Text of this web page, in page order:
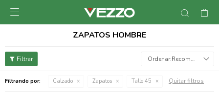

ZAPATOS HOMBRE
Recomendados
Filtrando por: Calzado Zapatos Talle 45 Quitar filtros